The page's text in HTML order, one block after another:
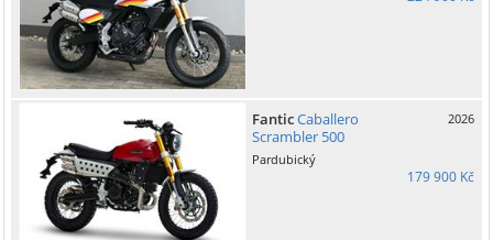
FanticCaballero
Scrambler 500
2026
Pardubický
179 900 Kč